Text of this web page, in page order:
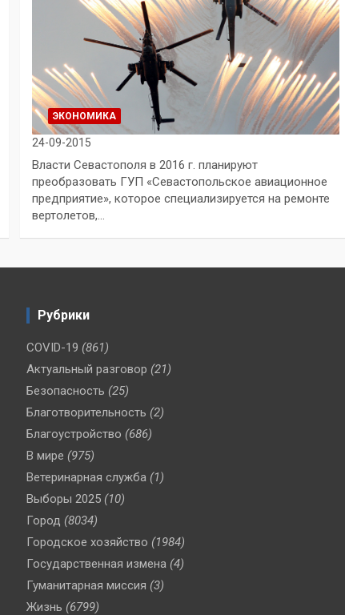
ЭКОНОМИКА
24-09-2015
Власти Севастополя в 2016 г. планируют
преобразовать ГУП «Севастопольское авиационное
предприятие», которое специализируется на ремонте
вертолетов,…
Рубрики
COVID-19 (861)
Актуальный разговор (21)
Безопасность (25)
Благотворительность (2)
Благоустройство (686)
В мире (975)
Ветеринарная служба (1)
Выборы 2025 (10)
Город (8034)
Городское хозяйство (1984)
Государственная измена (4)
Гуманитарная миссия (3)
Жизнь (6799)